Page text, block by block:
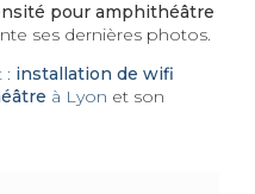
pour amphithéâtre
ses dernières photos.
: installation de wifi
à Lyon et son